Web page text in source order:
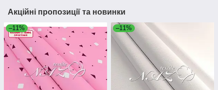
Акційні пропозиції та новинки
–11% –11%